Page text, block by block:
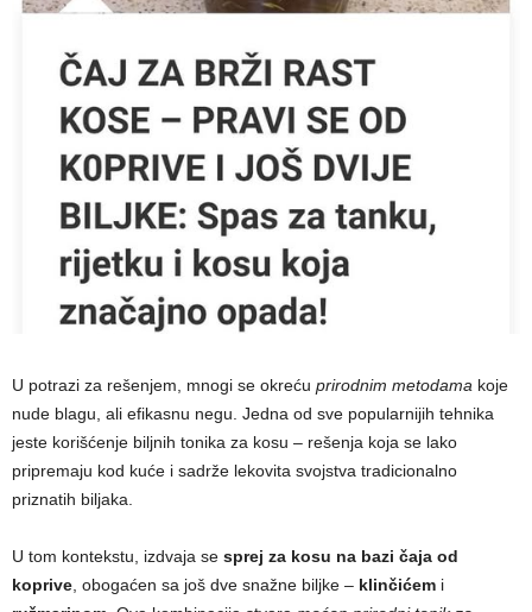
U potrazi za rešenjem, mnogi se okreću prirodnim metodama koje
nude blagu, ali efikasnu negu. Jedna od sve popularnijih tehnika
jeste korišćenje biljnih tonika za kosu – rešenja koja se lako
pripremaju kod kuće i sadrže lekovita svojstva tradicionalno
priznatih biljaka.
U tom kontekstu, izdvaja se sprej za kosu na bazi čaja od
koprive, obogaćen sa još dve snažne biljke – klinčićem i